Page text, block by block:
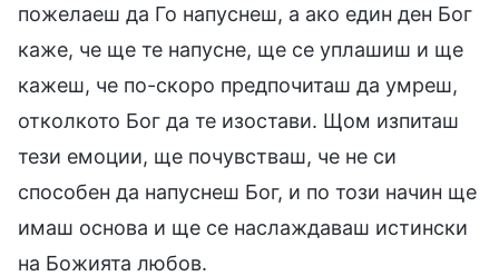
пожелаеш да Го напуснеш, а ако един ден Бог
каже, че ще те напусне, ще се уплашиш и ще
кажеш, че по-скоро предпочиташ да умреш,
отколкото Бог да те изостави. Щом изпиташ
тези емоции, ще почувстваш, че не си
способен да напуснеш Бог, и по този начин ще
имаш основа и ще се наслаждаваш истински
на Божията любов.